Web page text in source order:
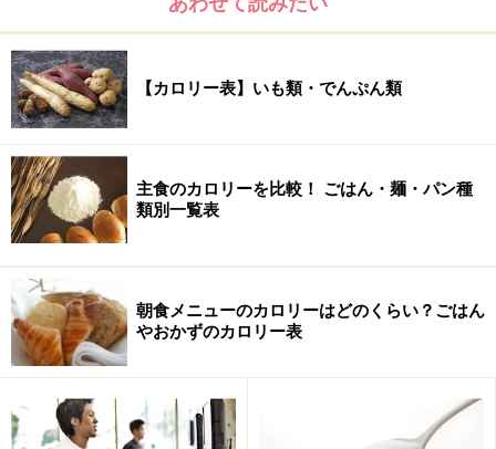
（うど類）やまうど 茎、生……19kcal
えだまめ 生……135kcal
えだまめ ゆで……134kcal
えだまめ 冷凍……159kcal
エンダイブ 葉、生……15kcal
（えんどう類）トウミョウ 茎葉 生……31kcal
【カロリー表】いも類・でんぷん類
主食のカロリーを比較！ ごはん・麺・パン種
類別一覧表
朝食メニューのカロリーはどのくらい？ごはん
やおかずのカロリー表